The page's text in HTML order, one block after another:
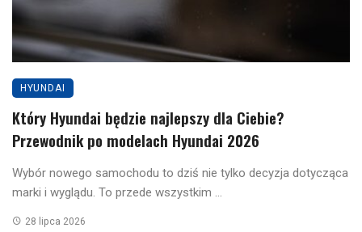
HYUNDAI
Który Hyundai będzie najlepszy dla Ciebie?
Przewodnik po modelach Hyundai 2026
Wybór nowego samochodu to dziś nie tylko decyzja dotycząca
marki i wyglądu. To przede wszystkim ...
28 lipca 2026